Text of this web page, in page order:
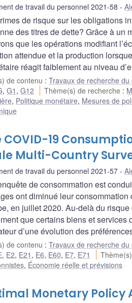
de travail du personnel 2021-58
de risque sur les obligations
des titres de dette? Grâce à
que les opérations modifiant
attendue et la production
réagit faiblement au niveau
de contenu : Travaux de recherche du
, G1 , G12 Thème(s) de recherche :
, Politique monétaire, Mesures de
COVID-19
Multi-Country
de travail du personnel 2021-57
de consommation est
ont diminué leur
en juillet 2020. Au-delà du
que certains biens et services
d’une évolution des
de contenu : Travaux de recherche du
, E2, E21 , E6, E60, E7, E71
, Économie réelle et prévisions
Monetary Policy